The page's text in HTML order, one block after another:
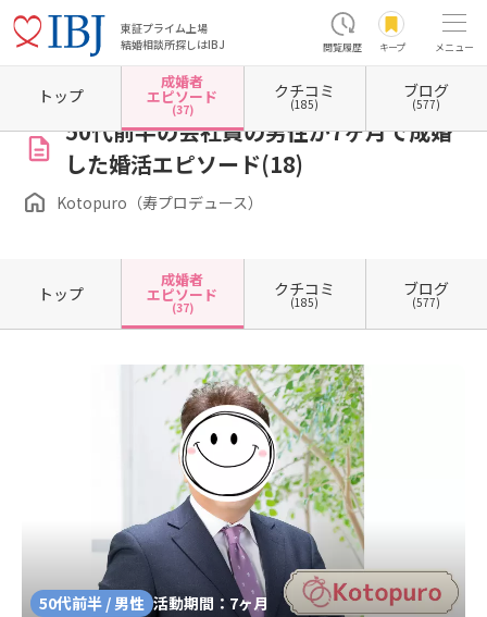
東証プライム上場
結婚相談所探しはIBJ
閲覧履歴 キープ メニュー
ホーム 大阪府の結婚相談所 大阪府大阪市 大阪府大阪市北区 大阪府大阪市北区梅田
50代前半の会社員の男性が7ヶ月で成婚
した婚活エピソード(18)
Kotopuro（寿プロデュース）
トップ
成婚者
エピソード
(37)
クチコミ
(185)
ブログ
(577)
トップ
成婚者
エピソード
(37)
クチコミ
(185)
ブログ
(577)
50代前半 / 男性 活動期間：7ヶ月